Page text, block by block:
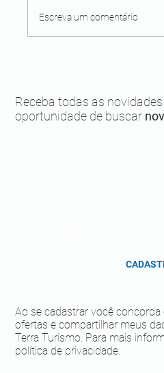
Escreva um comentário
Receba todas as
oportunidade de buscar
Ao se cadastrar você
ofertas e compartilhar meus
Terra Turismo. Para mais
política de privacidade.